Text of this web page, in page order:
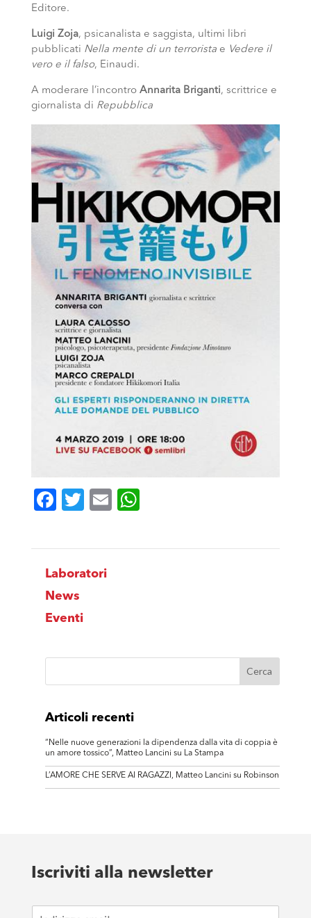
Editore.
Luigi Zoja, psicanalista e saggista, ultimi libri
pubblicati Nella mente di un terroristae Vedere il
vero e il falso, Einaudi.
A moderare l’incontro Annarita Briganti, scrittrice e
giornalista di Repubblica
Facebook
Twitter
Email
Laboratori
News
Eventi
Articoli recenti
“Nelle nuove generazioni la dipendenza dalla vita di coppia è
un amore tossico”, Matteo Lancini su La Stampa
L’AMORE CHE SERVE AI RAGAZZI, Matteo Lancini su Robinson
Iscriviti alla newsletter